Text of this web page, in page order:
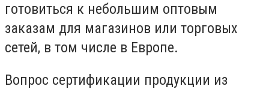
готовиться к небольшим оптовым
заказам для магазинов или торговых
сетей, в том числе в Европе.
Вопрос сертификации продукции из